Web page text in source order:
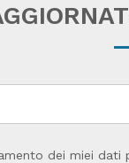
dei miei dati